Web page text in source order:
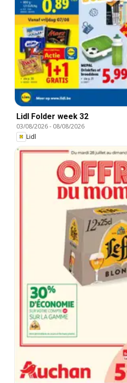
Lidl Folder week 32
03/08/2026- 08/08/2026
Lidl